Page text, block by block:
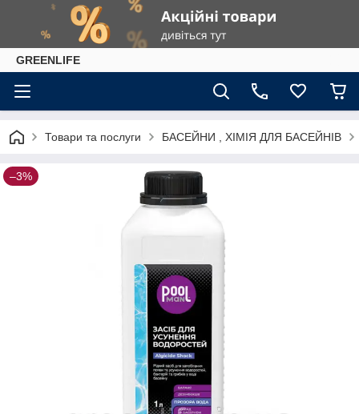
GREENLIFE
Товари та послуги БАСЕЙНИ , ХІМІЯ ДЛЯ БАСЕЙНІВ
–3%